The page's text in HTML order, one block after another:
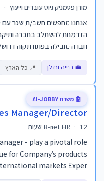
מורן פסמניק גיוס עובדים וייעוץ ·
אנחנו מחפשים חשב/ת שכר עם
הזדמנות להשתלב בחברה
חברה מובילה בפתח תקוה
💼 בנייה ונדלן 📍 כל הארץ
Manager/Director
B-net HR · 12 שעות
- play a pivotal role
for Company’s products
markets Exper...
🤖 משרת AI-JOBBY